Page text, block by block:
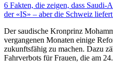
6 Fakten, die zeigen, dass Saudi-
der «IS» – aber die Schweiz
Der saudische Kronprinz
vergangenen Monaten einige
zukunftsfähig zu machen. Dazu
Fahrverbots für Frauen, die am